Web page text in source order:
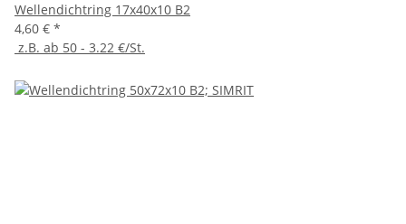
Wellendichtring 17x40x10 B2
4,60 € *
z.B. ab 50 - 3.22 €/St.